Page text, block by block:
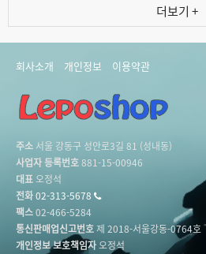
더보기 +
회사소개 개인정보 이용약관
주소 서울 강동구 성안로3길 81 (성내동)
사업자 등록번호881-15-00946
대표오정석
전화02-313-5678
팩스02-466-5284
통신판매업신고번호제 2018-서울강동-0764호
개인정보 보호책임자오정석